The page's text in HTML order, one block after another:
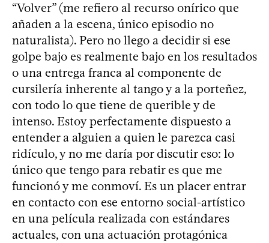
“Volver” (me refiero al recurso onírico que
añaden a la escena, único episodio no
naturalista). Pero no llego a decidir si ese
golpe bajo es realmente bajo en los resultados
o una entrega franca al componente de
cursilería inherente al tango y a la porteñez,
con todo lo que tiene de querible y de
intenso. Estoy perfectamente dispuesto a
entender a alguien a quien le parezca casi
ridículo, y no me daría por discutir eso: lo
único que tengo para rebatir es que me
funcionó y me conmoví. Es un placer entrar
en contacto con ese entorno social-artístico
en una película realizada con estándares
actuales, con una actuación protagónica